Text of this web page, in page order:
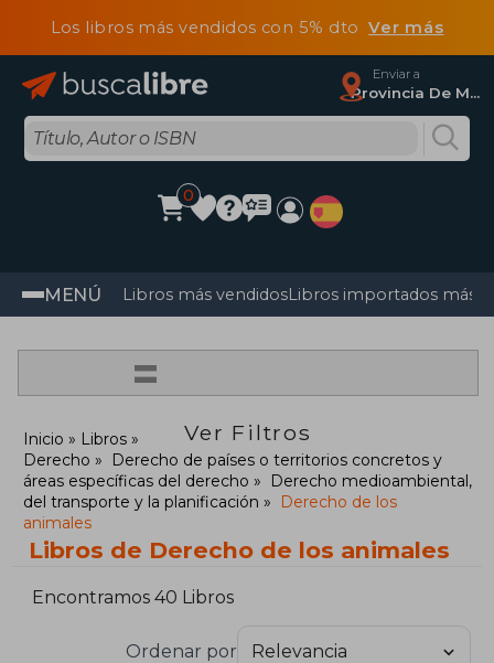
Los libros más vendidos con 5% dtoVer más
Enviar a
Provincia De Madrid
0
MENÚ Libros más vendidosLibros importados más
=
Ver Filtros
Inicio
Libros
Derecho
Derecho de países o territorios concretos y
áreas específicas del derecho
Derecho medioambiental,
del transporte y la planificación
Derecho de los
animales
Libros de Derecho de los animales
Encontramos 40 Libros
Ordenar por